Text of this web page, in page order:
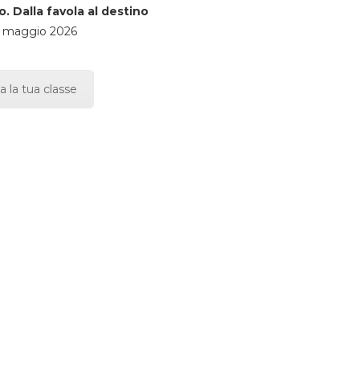
Dalla favola al destino
maggio 2026
la tua classe